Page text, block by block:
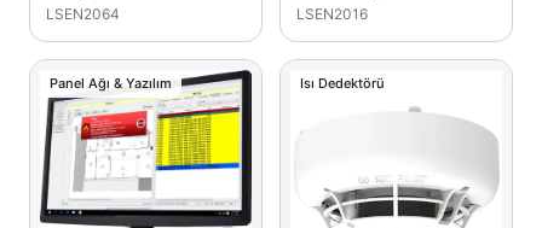
LSEN2064 LSEN2016
Panel Ağı & Yazılım Isı Dedektörü